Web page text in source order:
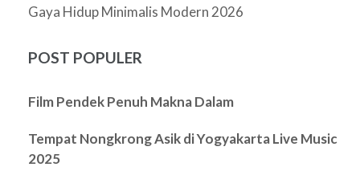
Gaya Hidup Minimalis Modern 2026
POST POPULER
Film Pendek Penuh Makna Dalam
Tempat Nongkrong Asik di Yogyakarta Live Music
2025